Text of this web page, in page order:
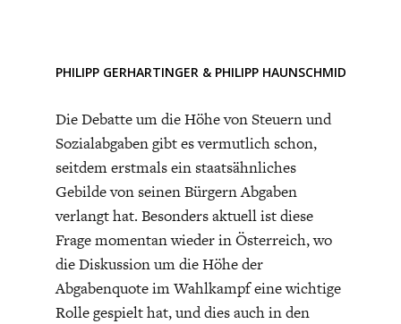
ABO/LOGIN
ECONOMISTS FOR FUTURE
DEUTSCHLAND
PHILIPP GERHARTINGER& PHILIPP HAUNSCHMID
Die Debatte um die Höhe von Steuern und
Sozialabgaben gibt es vermutlich schon,
seitdem erstmals ein staatsähnliches
Gebilde von seinen Bürgern Abgaben
verlangt hat. Besonders aktuell ist diese
Frage momentan wieder in Österreich, wo
die Diskussion um die Höhe der
Abgabenquote im Wahlkampf eine wichtige
Rolle gespielt hat, und dies auch in den
(kriegs)witschaftlichen Erfolge der USA zeigen, dass auch
können.